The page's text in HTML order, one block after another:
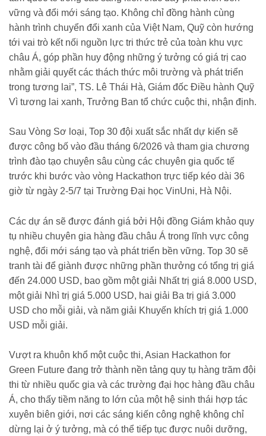
vững và đổi mới sáng tạo. Không chỉ đồng hành cùng
hành trình chuyển đổi xanh của Việt Nam, Quỹ còn hướng
tới vai trò kết nối nguồn lực tri thức trẻ của toàn khu vực
châu Á, góp phần huy động những ý tưởng có giá trị cao
nhằm giải quyết các thách thức môi trường và phát triển
trong tương lai”, TS. Lê Thái Hà, Giám đốc Điều hành Quỹ
Vì tương lai xanh, Trưởng Ban tổ chức cuộc thi, nhận định.
Sau Vòng Sơ loại, Top 30 đội xuất sắc nhất dự kiến sẽ
được công bố vào đầu tháng 6/2026 và tham gia chương
trình đào tạo chuyên sâu cùng các chuyên gia quốc tế
trước khi bước vào vòng Hackathon trực tiếp kéo dài 36
giờ từ ngày 2-5/7 tại Trường Đại học VinUni, Hà Nội.
Các dự án sẽ được đánh giá bởi Hội đồng Giám khảo quy
tụ nhiều chuyên gia hàng đầu châu Á trong lĩnh vực công
nghệ, đổi mới sáng tạo và phát triển bền vững. Top 30 sẽ
tranh tài để giành được những phần thưởng có tổng trị giá
đến 24.000 USD, bao gồm một giải Nhất trị giá 8.000 USD,
một giải Nhì trị giá 5.000 USD, hai giải Ba trị giá 3.000
USD cho mỗi giải, và năm giải Khuyến khích trị giá 1.000
USD mỗi giải.
Vượt ra khuôn khổ một cuộc thi, Asian Hackathon for
Green Future đang trở thành nền tảng quy tụ hàng trăm đội
thi từ nhiều quốc gia và các trường đại học hàng đầu châu
Á, cho thấy tiềm năng to lớn của một hệ sinh thái hợp tác
xuyên biên giới, nơi các sáng kiến công nghệ không chỉ
dừng lại ở ý tưởng, mà có thể tiếp tục được nuôi dưỡng,